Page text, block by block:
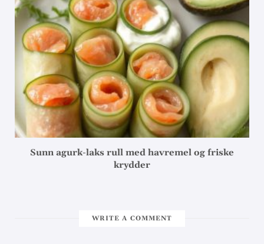
Sunn agurk-laks rull med havremel og friske
krydder
WRITE A COMMENT